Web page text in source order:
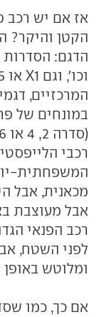
אז אם יש רכב
הקטן והיקר?
המרכזיים,
במונחים של
מכאנית, אבל
לפני השטח,
ומלוטש